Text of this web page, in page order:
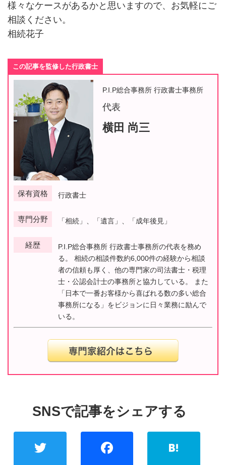
様々なケースがあるかと思いますので、お気軽にご
相談ください。
相続花子
この記事を監修した行政書士
P.I.P総合事務所 行政書士事務所
代表
横田 尚三
保有資格 行政書士
専門分野 「相続」、「遺言」、「成年後見」
経歴
P.I.P総合事務所 行政書士事務所の代表を務め
る。 相続の相談件数約6,000件の経験から相談
者の信頼も厚く、他の専門家の司法書士・税理
士・公認会計士の事務所と協力している。 また
「日本で一番お客様から喜ばれる数の多い総合
事務所になる」をビジョンに日々業務に励んで
いる。